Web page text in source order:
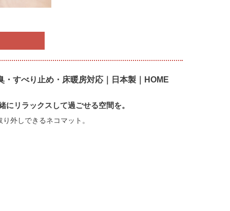
すべり止め・床暖房対応｜日本製｜HOME
にリラックスして過ごせる空間を。
外しできるネコマット。